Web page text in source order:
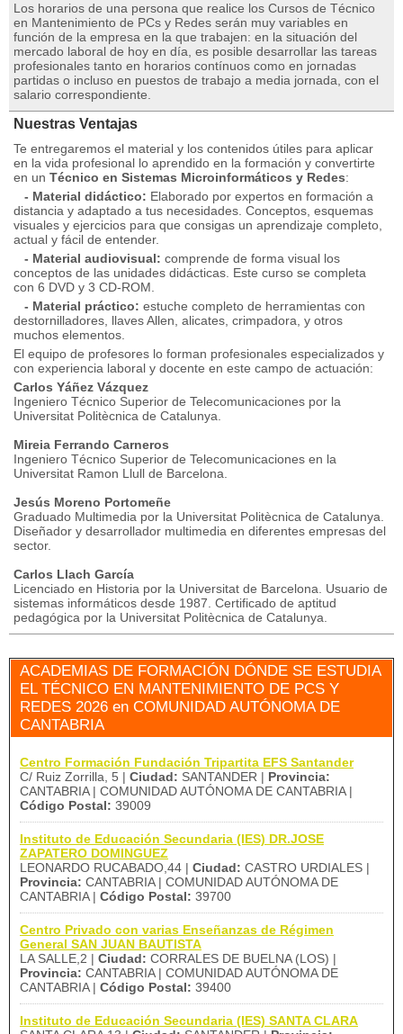
Los horarios de una persona que realice los Cursos de Técnico
en Mantenimiento de PCs y Redes serán muy variables en
función de la empresa en la que trabajen: en la situación del
mercado laboral de hoy en día, es posible desarrollar las tareas
profesionales tanto en horarios contínuos como en jornadas
partidas o incluso en puestos de trabajo a media jornada, con el
salario correspondiente.
Nuestras Ventajas
Te entregaremos el material y los contenidos útiles para aplicar
en la vida profesional lo aprendido en la formación y convertirte
en un Técnico en Sistemas Microinformáticos y Redes:
- Material didáctico: Elaborado por expertos en formación a
distancia y adaptado a tus necesidades. Conceptos, esquemas
visuales y ejercicios para que consigas un aprendizaje completo,
actual y fácil de entender.
- Material audiovisual: comprende de forma visual los
conceptos de las unidades didácticas. Este curso se completa
con 6 DVD y 3 CD-ROM.
- Material práctico: estuche completo de herramientas con
destornilladores, llaves Allen, alicates, crimpadora, y otros
muchos elementos.
El equipo de profesores lo forman profesionales especializados y
con experiencia laboral y docente en este campo de actuación:
Carlos Yáñez Vázquez
Ingeniero Técnico Superior de Telecomunicaciones por la
Universitat Politècnica de Catalunya.
Mireia Ferrando Carneros
Ingeniero Técnico Superior de Telecomunicaciones en la
Universitat Ramon Llull de Barcelona.
Jesús Moreno Portomeñe
Graduado Multimedia por la Universitat Politècnica de Catalunya.
Diseñador y desarrollador multimedia en diferentes empresas del
sector.
Carlos Llach García
Licenciado en Historia por la Universitat de Barcelona. Usuario de
sistemas informáticos desde 1987. Certificado de aptitud
pedagógica por la Universitat Politècnica de Catalunya.
ACADEMIAS DE FORMACIÓN DÓNDE SE ESTUDIA
EL TÉCNICO EN MANTENIMIENTO DE PCS Y
REDES 2026 en COMUNIDAD AUTÓNOMA DE
CANTABRIA
Centro Formación Fundación Tripartita EFS Santander
C/ Ruiz Zorrilla, 5 | Ciudad: SANTANDER | Provincia:
CANTABRIA | COMUNIDAD AUTÓNOMA DE CANTABRIA |
Código Postal: 39009
Instituto de Educación Secundaria (IES) DR.JOSE
ZAPATERO DOMINGUEZ
LEONARDO RUCABADO,44 | Ciudad: CASTRO URDIALES |
Provincia: CANTABRIA | COMUNIDAD AUTÓNOMA DE
CANTABRIA | Código Postal: 39700
Centro Privado con varias Enseñanzas de Régimen
General SAN JUAN BAUTISTA
LA SALLE,2 | Ciudad: CORRALES DE BUELNA (LOS) |
Provincia: CANTABRIA | COMUNIDAD AUTÓNOMA DE
CANTABRIA | Código Postal: 39400
Instituto de Educación Secundaria (IES) SANTA CLARA